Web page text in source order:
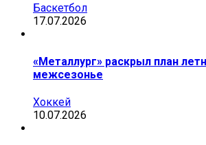
Баскетбол
17.07.2026
«Металлург» раскрыл план
межсезонье
Хоккей
10.07.2026